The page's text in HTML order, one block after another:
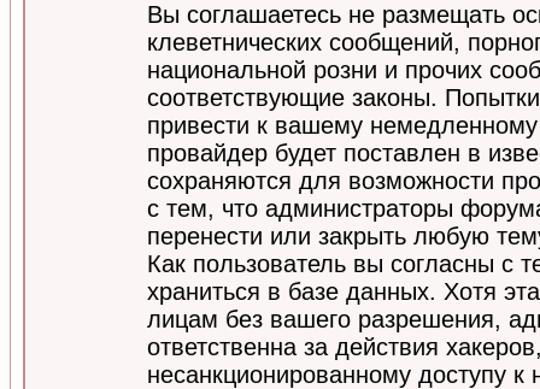
Вы соглашаетесь не размещать
клеветнических сообщений,
национальной розни и прочих
соответствующие законы.
привести к вашему
провайдер будет поставлен в
сохраняются для возможности
с тем, что администраторы
перенести или закрыть любую
Как пользователь вы согласны с
храниться в базе данных. Хотя
лицам без вашего разрешения,
ответственна за действия
несанкционированному доступу к